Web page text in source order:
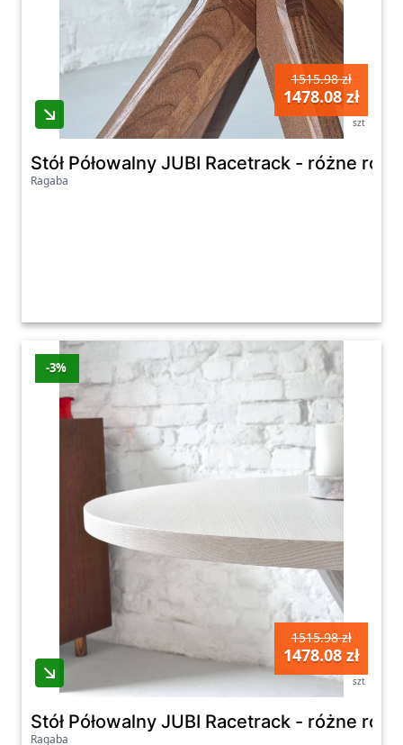
1515.98 zł
1478.08 zł
szt
Stół Półowalny JUBI Racetrack - różne
Ragaba
-3%
1515.98 zł
1478.08 zł
szt
Stół Półowalny JUBI Racetrack - różne
Ragaba